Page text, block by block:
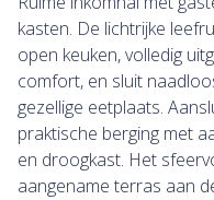
kasten. De lichtrijke
open keuken, volledig
comfort, en sluit
gezellige eetplaats.
praktische berging met
en droogkast. Het
aangename terras aan